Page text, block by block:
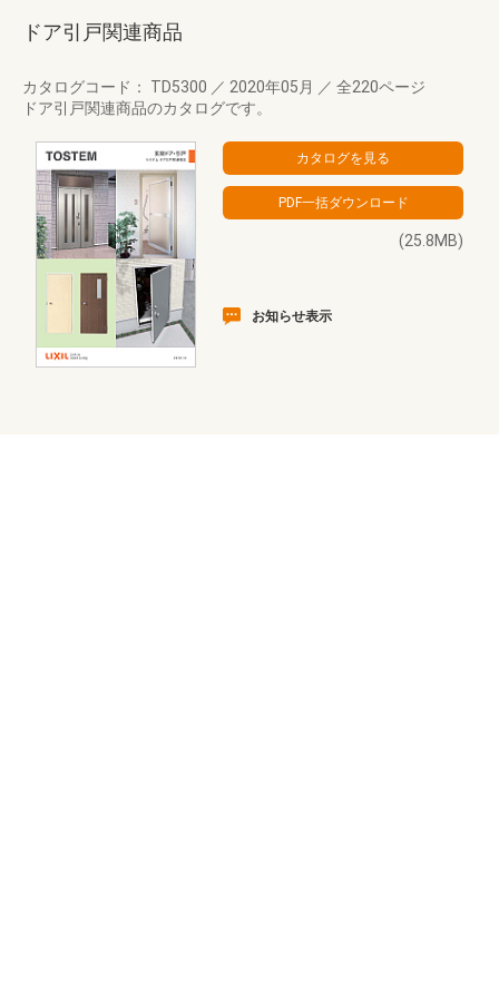
ドア引戸関連商品
カタログコード： TD5300 ／ 2020年05月 ／ 全220ページ
ドア引戸関連商品のカタログです。
(25.8MB)
お知らせ表示